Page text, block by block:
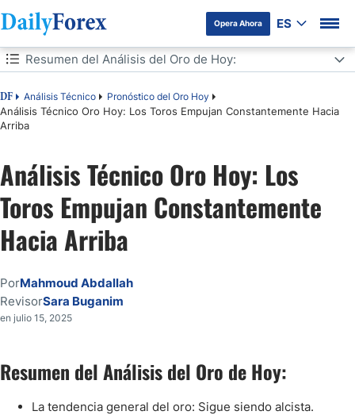
Opera Ahora ES
Tabla de contenidos
DF Análisis Técnico Pronóstico del Oro Hoy
Análisis Técnico Oro Hoy: Los Toros Empujan Constantemente Hacia
Arriba
Resumen del Análisis del Oro de Hoy:
Resumen del Análisis del Oro de Hoy:
Señales de Trading de Oro para Hoy:
Análisis Técnico del Precio del Oro (XAU/USD) Hoy:
Consejos de Trading:
Las Políticas Comerciales de Trump y el Impacto en elMercado del
Oro
de un Sentimiento Cauteloso:
Noticias de la Compañía de Oro
Análisis Técnico Oro Hoy: Los
Toros Empujan Constantemente
Hacia Arriba
PorMahmoud Abdallah
RevisorSara Buganim
en julio 15, 2025
Resumen del Análisis del Oro de Hoy:
La tendencia general del oro: Sigue siendo alcista.